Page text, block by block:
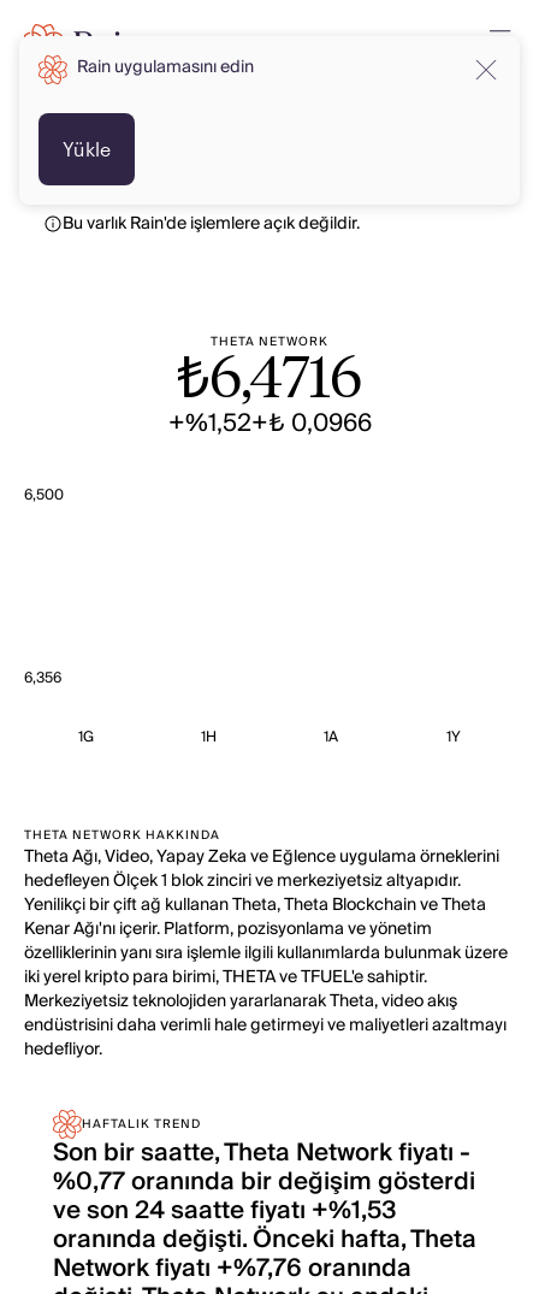
Bu varlık Rain'de işlemlere açık değildir.
THETA NETWORK
₺6,4716
+%1,52+₺ 0,0966
6,500
6,356
1G 1H 1A 1Y
THETA NETWORK HAKKINDA
Theta Ağı, Video, Yapay Zeka ve Eğlence uygulama örneklerini
hedefleyen Ölçek 1 blok zinciri ve merkeziyetsiz altyapıdır.
Yenilikçi bir çift ağ kullanan Theta, Theta Blockchain ve Theta
Kenar Ağı'nı içerir. Platform, pozisyonlama ve yönetim
özelliklerinin yanı sıra işlemle ilgili kullanımlarda bulunmak üzere
iki yerel kripto para birimi, THETA ve TFUEL'e sahiptir.
Merkeziyetsiz teknolojiden yararlanarak Theta, video akış
endüstrisini daha verimli hale getirmeyi ve maliyetleri azaltmayı
hedefliyor.
HAFTALIK TREND
Son bir saatte, Theta Network fiyatı -
%0,77 oranında bir değişim gösterdi
ve son 24 saatte fiyatı +%1,53
oranında değişti. Önceki hafta, Theta
Network fiyatı +%7,76 oranında
Rain uygulamasını edin
Yükle